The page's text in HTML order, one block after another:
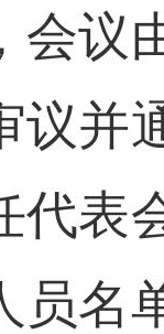
会议
议并
代表
员名